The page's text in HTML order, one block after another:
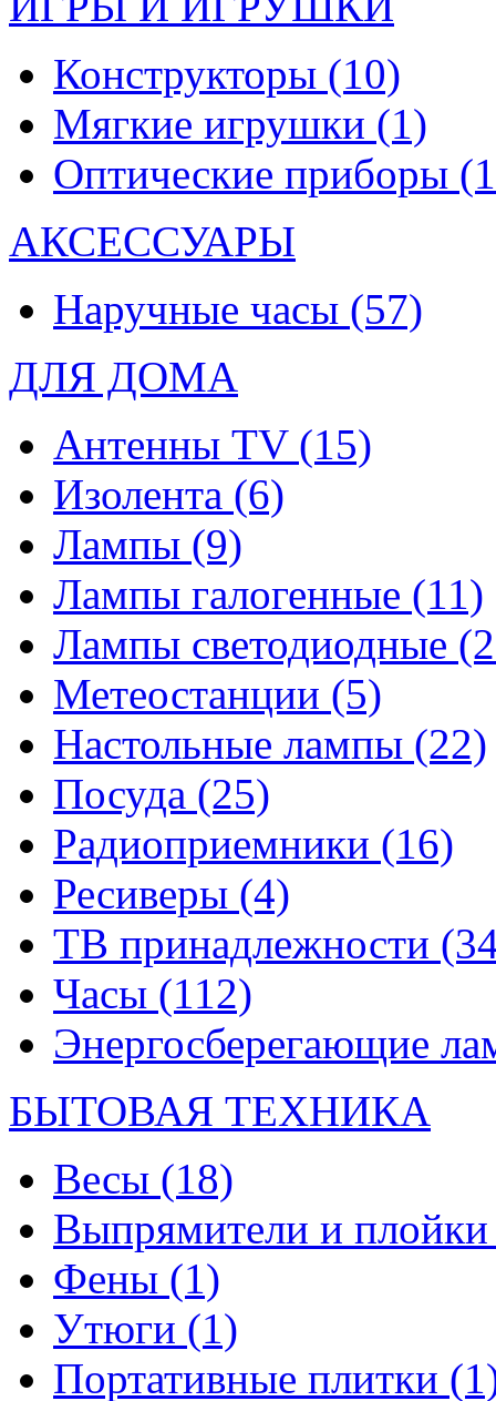
Конструкторы (10)
Мягкие игрушки (1)
Оптические приборы
АКСЕССУАРЫ
Наручные часы (57)
ДЛЯ ДОМА
Антенны TV (15)
Изолента (6)
Лампы (9)
Лампы галогенные (11)
Лампы светодиодные
Метеостанции (5)
Настольные лампы (22)
Посуда (25)
Радиоприемники (16)
Ресиверы (4)
ТВ принадлежности
Часы (112)
Энергосберегающие
БЫТОВАЯ ТЕХНИКА
Весы (18)
Выпрямители и
Фены (1)
Утюги (1)
Портативные плитки